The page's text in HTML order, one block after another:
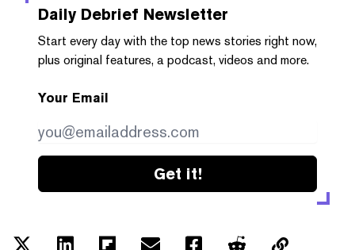
Daily Debrief Newsletter
Start every day with the top news stories right now,
plus original features, a podcast, videos and more.
Your Email
Get it!